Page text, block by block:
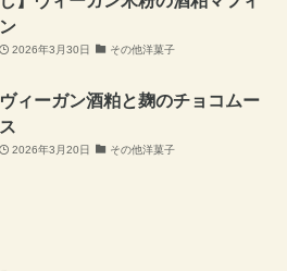
ン
2026年3月30日 その他洋菓子
ヴィーガン酒粕と麹のチョコムー
ス
2026年3月20日 その他洋菓子